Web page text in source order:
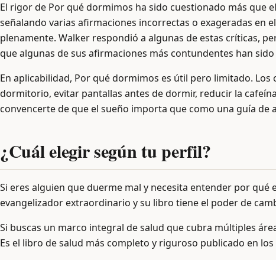
El rigor de Por qué dormimos ha sido cuestionado más que
señalando varias afirmaciones incorrectas o exageradas en
plenamente. Walker respondió a algunas de estas críticas,
que algunas de sus afirmaciones más contundentes han
En aplicabilidad, Por qué dormimos es útil pero limitado.
dormitorio, evitar pantallas antes de dormir, reducir la
convencerte de que el sueño importa que como una guía de
¿Cuál elegir según tu perfil?
Si eres alguien que duerme mal y necesita entender por
evangelizador extraordinario y su libro tiene el poder de
Si buscas un marco integral de salud que cubra múltiples
Es el libro de salud más completo y riguroso publicado en